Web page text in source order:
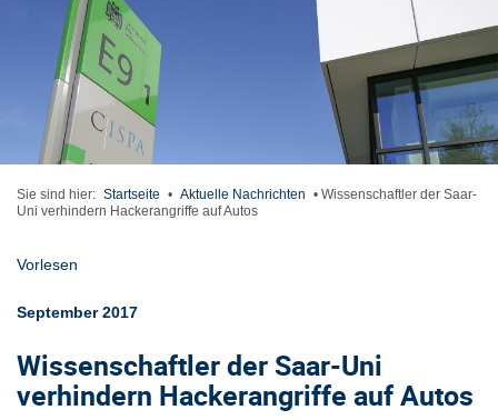
Sie sind hier: Startseite • Aktuelle Nachrichten • Wissenschaftler der Saar-
Uni verhindern Hackerangriffe auf Autos
Vorlesen
September 2017
Wissenschaftler der Saar-Uni
verhindern Hackerangriffe auf Autos